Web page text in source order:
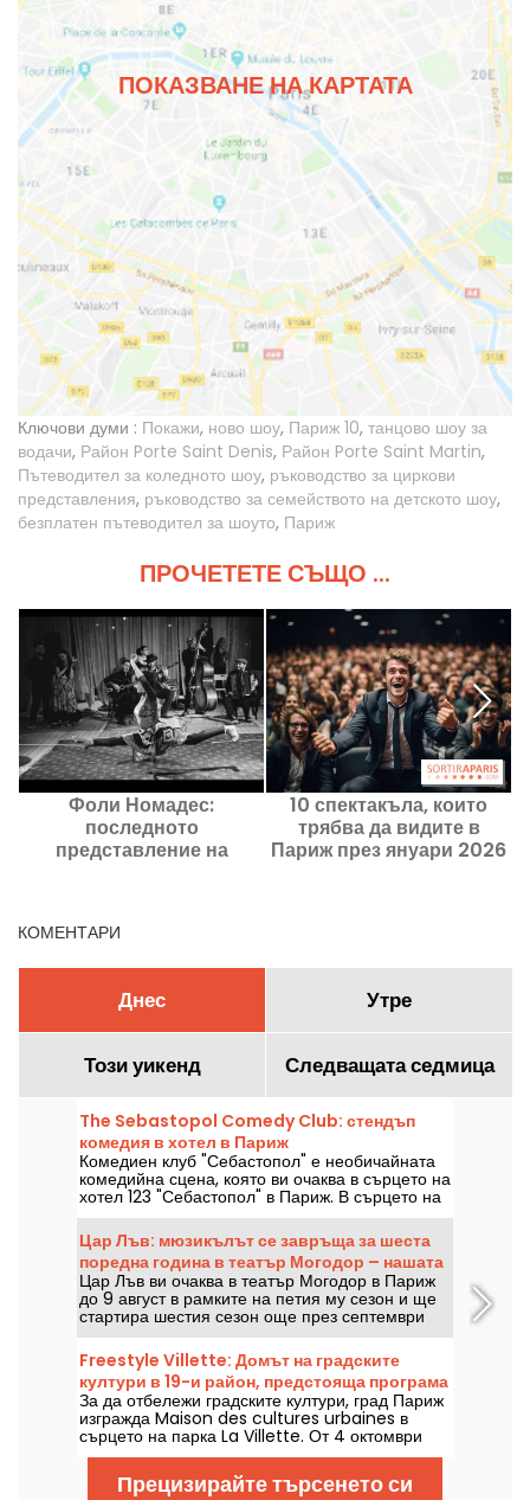
ПОКАЗВАНЕ НА КАРТАТА
Ключови думи : Покажи, ново шоу, Париж 10, танцово шоу за
водачи, Район Porte Saint Denis, Район Porte Saint Martin,
Пътеводител за коледното шоу, ръководство за циркови
представления, ръководство за семейството на детското шоу,
безплатен пътеводител за шоуто, Париж
ПРОЧЕТЕТЕ СЪЩО ...
Фоли Номадес:
последното
представление на
10 спектакъла, които
трябва да видите в
Париж през януари 2026
КОМЕНТАРИ
Днес Утре
Този уикенд Следващата седмица
The Sebastopol Comedy Club: стендъп
комедия в хотел в Париж
Комедиен клуб "Себастопол" е необичайната
комедийна сцена, която ви очаква в сърцето на
хотел 123 "Себастопол" в Париж. В сърцето на
хотела всеки уикенд ще откриете стендъп
сцена, на която ще гостуват утвърдени
артисти.
Цар Лъв: мюзикълът се завръща за шеста
поредна година в театър Могодор – нашата
критика
Цар Лъв ви очаква в театър Могодор в Париж
до 9 август в рамките на петия му сезон и ще
стартира шестия сезон още през септември
2026 г., повече от десетилетие след
последното му представление в тази парижка
зала. Гледали сме го — разказваме ви всичко!
Freestyle Villette: Домът на градските
култури в 19-и район, предстояща програма
За да отбележи градските култури, град Париж
изгражда Maison des cultures urbaines в
сърцето на парка La Villette. От 4 октомври
2025 г. ще можете да откриете градски танци,
музика, спорт и улично изкуство.
Прецизирайте търсенето си